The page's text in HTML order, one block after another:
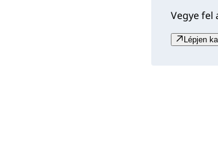
Vegye fel
Lépjen